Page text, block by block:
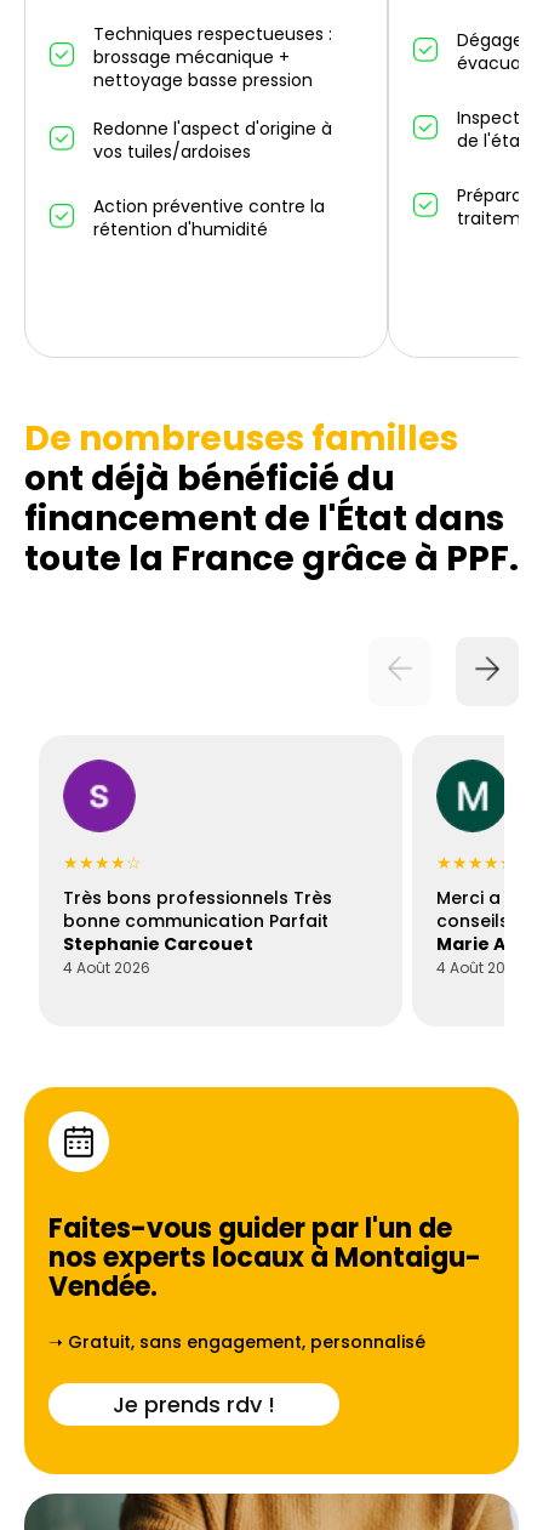
Techniques respectueuses :
brossage mécanique +
nettoyage basse pression
Redonne l'aspect d'origine à
vos tuiles/ardoises
Action préventive contre la
rétention d'humidité
de l'état
De nombreuses familles
ont déjà bénéficié du
financement de l'État dans
toute la France grâce à PPF.
★★★★☆
Très bons professionnels Très
bonne communication Parfait
Stephanie Carcouet
4 Août 2026
★★★★★
Merci a
conseils
Marie
4 Août 2026
Faites-vous guider par l'un de
nos experts locaux à Montaigu-
Vendée.
➝ Gratuit, sans engagement, personnalisé
Je prends rdv !